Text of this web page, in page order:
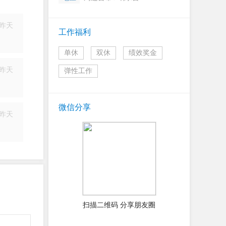
昨天
昨天
昨天
工作福利
单休 双休 绩效奖金
弹性工作
微信分享
扫描二维码 分享朋友圈